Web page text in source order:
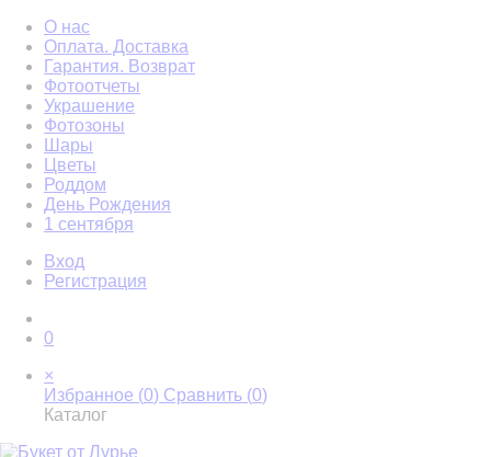
О нас
Оплата. Доставка
Гарантия. Возврат
Фотоотчеты
Украшение
Фотозоны
Шары
Цветы
Роддом
День Рождения
1 сентября
Вход
Регистрация
0
×
Избранное (0) Сравнить (0)
Каталог